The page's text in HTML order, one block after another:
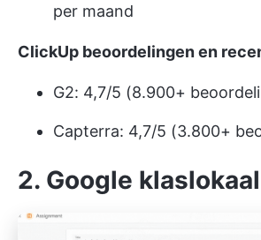
per maand
ClickUp beoordelingen en
G2: 4,7/5 (8.900+
Capterra: 4,7/5 (3.800+
2. Google klaslokaal